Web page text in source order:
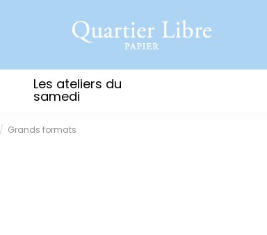
Les ateliers du
samedi
Grands formats